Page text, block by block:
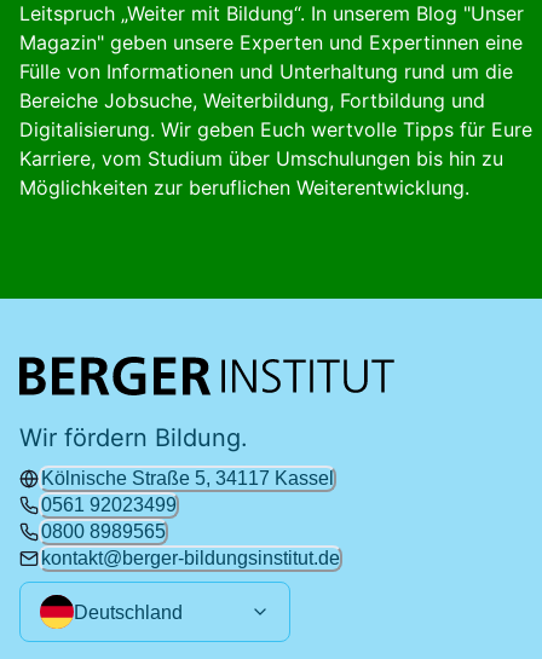
Leitspruch „Weiter mit Bildung“. In unserem Blog "Unser
Magazin" geben unsere Experten und Expertinnen eine
Fülle von Informationen und Unterhaltung rund um die
Bereiche Jobsuche, Weiterbildung, Fortbildung und
Digitalisierung. Wir geben Euch wertvolle Tipps für Eure
Karriere, vom Studium über Umschulungen bis hin zu
Möglichkeiten zur beruflichen Weiterentwicklung.
Wir fördern Bildung.
Kölnische Straße 5, 34117 Kassel
0561 92023499
0800 8989565
kontakt@berger-bildungsinstitut.de
Deutschland